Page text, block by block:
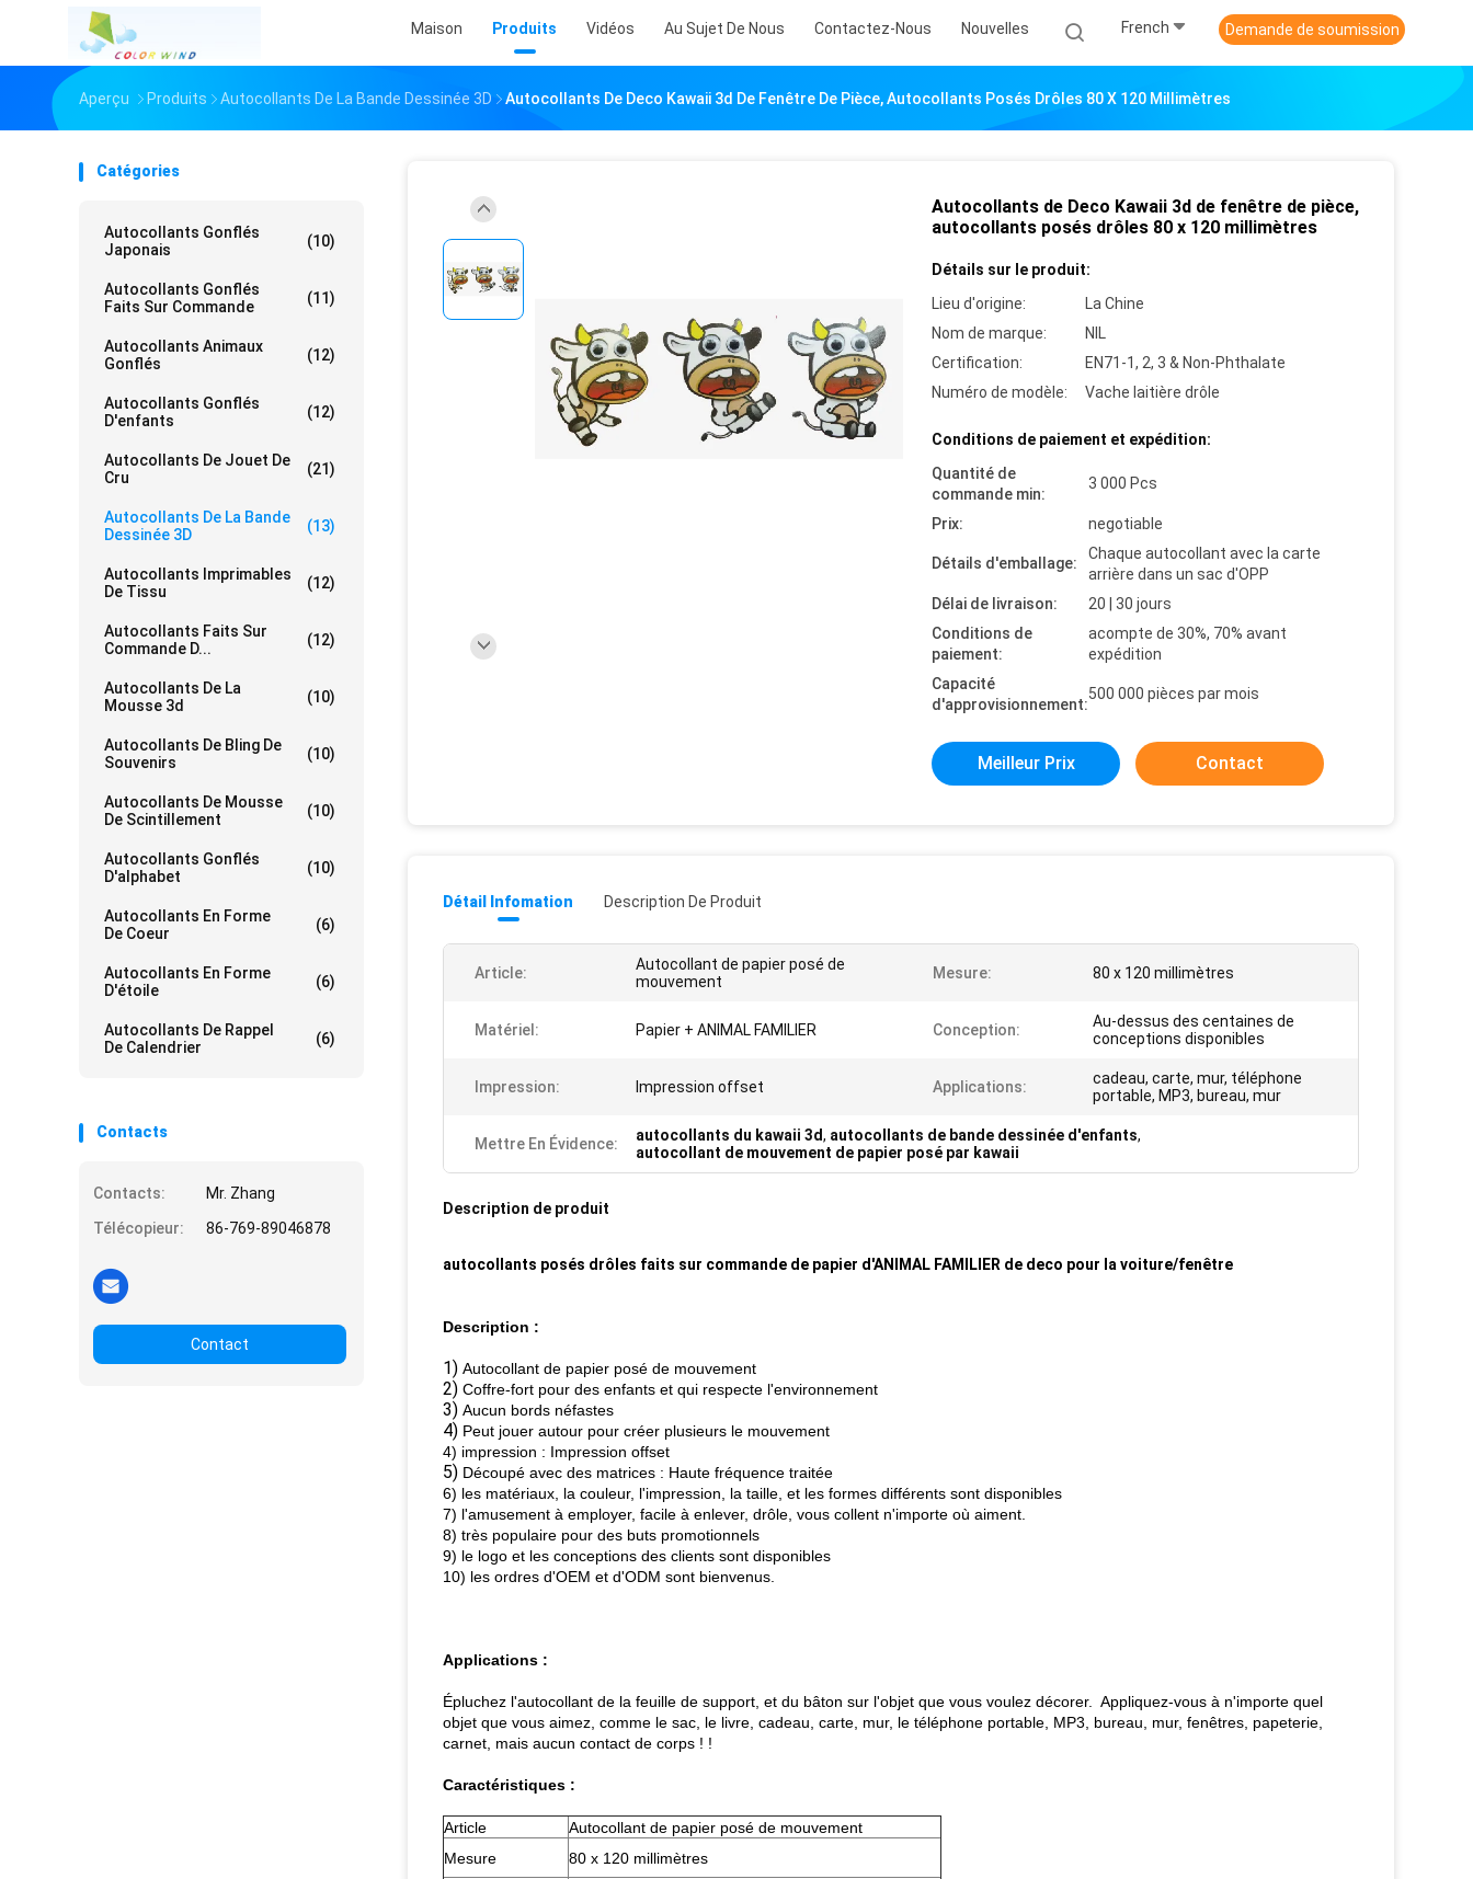
Maison Produits Vidéos Au Sujet De Nous Contactez-Nous Nouvelles French Demande de soumission
Aperçu Produits Autocollants De La Bande Dessinée 3D Autocollants De Deco Kawaii 3d De Fenêtre De Pièce, Autocollants Posés Drôles 80 X 120 Millimètres
Catégories
Autocollants Gonflés
Japonais
(10)
Autocollants Gonflés
Faits Sur Commande
(11)
Autocollants Animaux
Gonflés
(12)
Autocollants Gonflés
D'enfants
(12)
Autocollants De Jouet De
Cru
(21)
Autocollants De La Bande
Dessinée 3D
(13)
Autocollants Imprimables
De Tissu
(12)
Autocollants Faits Sur
Commande D...
(12)
Autocollants De La
Mousse 3d
(10)
Autocollants De Bling De
Souvenirs
(10)
Autocollants De Mousse
De Scintillement
(10)
Autocollants Gonflés
D'alphabet
(10)
Autocollants En Forme
De Coeur
(6)
Autocollants En Forme
D'étoile
(6)
Autocollants De Rappel
De Calendrier
(6)
Contacts
Contacts:
Mr. Zhang
Télécopieur:
86-769-89046878
Contact
Autocollants de Deco Kawaii 3d de fenêtre de pièce,
autocollants posés drôles 80 x 120 millimètres
Détails sur le produit:
Lieu d'origine:
La Chine
Nom de marque:
NIL
Certification:
EN71-1, 2, 3 & Non-Phthalate
Numéro de modèle:
Vache laitière drôle
Conditions de paiement et expédition:
Quantité de
commande min:
3 000 Pcs
Prix: negotiable
Détails d'emballage:
Chaque autocollant avec la carte
arrière dans un sac d'OPP
Délai de livraison:
20 | 30 jours
Conditions de
paiement:
acompte de 30%, 70% avant
expédition
Capacité
d'approvisionnement:
500 000 pièces par mois
Meilleur Prix Contact
Détail Infomation Description De Produit
Article:
Autocollant de papier posé de
mouvement
Mesure: 80 x 120 millimètres
Matériel: Papier + ANIMAL FAMILIER Conception:
Au-dessus des centaines de
conceptions disponibles
Impression: Impression offset Applications:
cadeau, carte, mur, téléphone
portable, MP3, bureau, mur
Mettre En Évidence: autocollants du kawaii 3d, autocollants de bande dessinée d'enfants,
autocollant de mouvement de papier posé par kawaii
Description de produit
autocollants posés drôles faits sur commande de papier d'ANIMAL FAMILIER de deco pour la voiture/fenêtre
Description :
1) Autocollant de papier posé de mouvement
2) Coffre-fort pour des enfants et qui respecte l'environnement
3) Aucun bords néfastes
4) Peut jouer autour pour créer plusieurs le mouvement
4) impression : Impression offset
5) Découpé avec des matrices : Haute fréquence traitée
6) les matériaux, la couleur, l'impression, la taille, et les formes différents sont disponibles
7) l'amusement à employer, facile à enlever, drôle, vous collent n'importe où aiment.
8) très populaire pour des buts promotionnels
9) le logo et les conceptions des clients sont disponibles
10) les ordres d'OEM et d'ODM sont bienvenus.
Applications :
Épluchez l'autocollant de la feuille de support, et du bâton sur l'objet que vous voulez décorer. Appliquez-vous à n'importe quel
objet que vous aimez, comme le sac, le livre, cadeau, carte, mur, le téléphone portable, MP3, bureau, mur, fenêtres, papeterie,
carnet, mais aucun contact de corps ! !
Caractéristiques :
Article
Autocollant de papier posé de mouvement
Mesure
80 x 120 millimètres